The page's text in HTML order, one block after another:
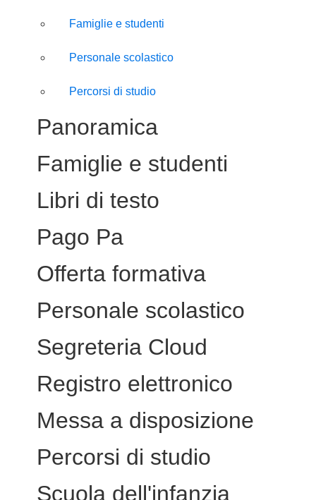
Famiglie e studenti
Personale scolastico
Percorsi di studio
Panoramica
Famiglie e studenti
Libri di testo
Pago Pa
Offerta formativa
Personale scolastico
Segreteria Cloud
Registro elettronico
Messa a disposizione
Percorsi di studio
Scuola dell'infanzia